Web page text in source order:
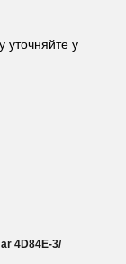
уточняйте у
4D84E-3/